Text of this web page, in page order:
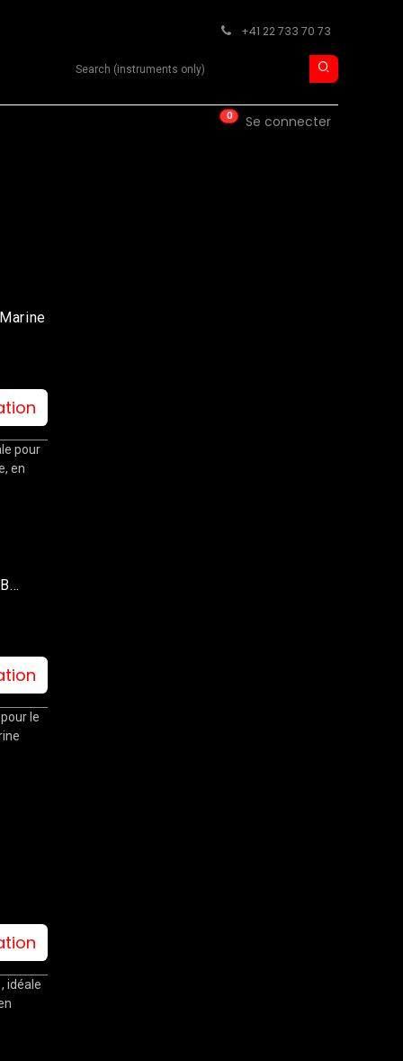
+41 22 733 70 73
Search product
0 Se connecter
pour
en
le
idéale